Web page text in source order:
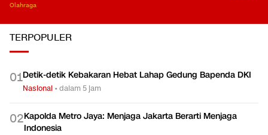
Olahraga
TERPOPULER
01Detik-detik Kebakaran Hebat Lahap Gedung Bapenda DKI
Nasional •dalam 5 jam
02Kapolda Metro Jaya: Menjaga Jakarta Berarti Menjaga
Indonesia